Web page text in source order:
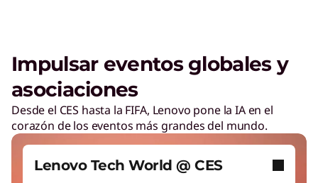
próxima generación
Menores costos de energía
Adaptarse rápidamente a las necesidades
cambiantes
Trabaja y juega de manera más Smart con PCs
con IA
Empodera a una fuerza laboral preparada para
el futuro
Impulsar eventos globales y
asociaciones
Desde el CES hasta la FIFA, Lenovo pone la IA en el
corazón de los eventos más grandes del mundo.
Lenovo Tech World @ CES